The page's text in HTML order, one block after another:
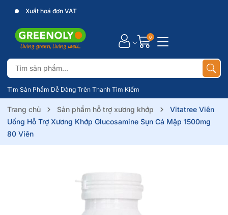
Xuất hoá đơn VAT
Tìm Sản Phẩm Dễ Dàng Trên Thanh Tìm Kiếm
0
Trang chủ Sản phẩm hỗ trợ xương khớp
Vitatree Viên
Uống Hỗ Trợ Xương Khớp Glucosamine Sụn Cá Mập 1500mg
80 Viên